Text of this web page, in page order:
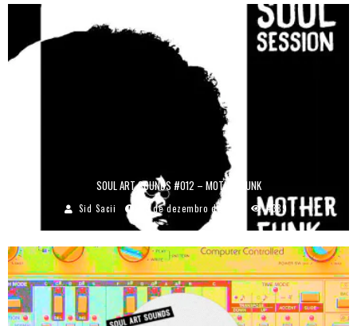
SOUL ART SOUNDS #012 – MOTHER FUNK
Sid Sacii 23 de dezembro de 2020 4389